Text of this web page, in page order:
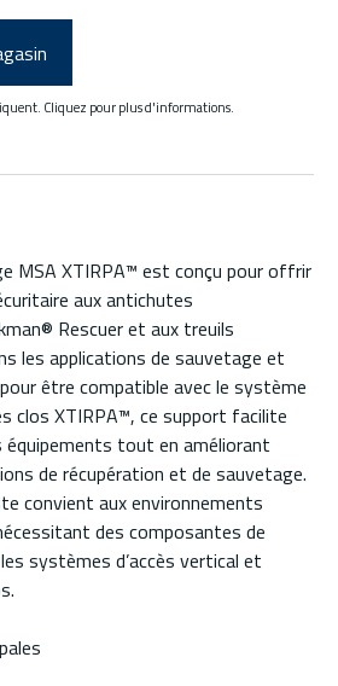
Cliquez pour plus d'informations.
MSA XTIRPA™ est conçu pour offrir
aux antichutes
Rescuer et aux treuils
les applications de sauvetage et
pour être compatible avec le système
clos XTIRPA™, ce support facilite
équipements tout en améliorant
de récupération et de sauvetage.
convient aux environnements
des composantes de
systèmes d’accès vertical et